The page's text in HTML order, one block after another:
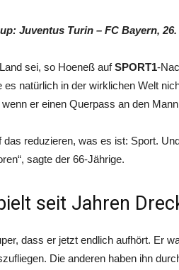
Juventus Turin – FC Bayern,
sei, so Hoeneß aufSPORT1-
es natürlich in der wirklichen Welt
er einen Querpass an den Mann
reduzieren, was es ist: Sport.
sagte der 66-Jährige.
seit Jahren
dass er jetzt endlich aufhört. Er
Die anderen haben ihn